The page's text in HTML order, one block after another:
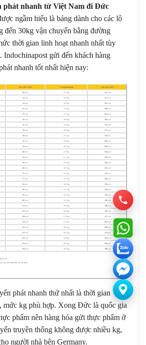
phát nhanh từ Việt Nam đi Đức
ngầm hiểu là bảng dành cho các lô
đến 30kg vận chuyển bằng đường
thời gian linh hoạt nhanh nhất tùy
Indochinapost gửi đến khách hàng
nhanh tốt nhất hiện nay:
Giá cước (USD) Trọng lượng (kg) Giá cước (USD)
20 usd 15.5 kg 147 usd
22 usd 16.0 kg 152 usd
24 usd 16.5 kg 155 usd
25 usd 17.0 kg 158 usd
27 usd 17.5 kg 162 usd
28 usd 18.0 kg 166 usd
31 usd 18.5 kg 170 usd
33 usd 19.0 kg 174 usd
36 usd 19.5 kg 178 usd
37 usd 20.0 kg 182 usd
43 usd 20.5 kg 198 usd
48 usd 21.0 kg 214 usd
54 usd 21.5 kg 230 usd
60 usd 22.0 kg 246 usd
66 usd 22.5 kg 262 usd
72 usd 23.0 kg 278 usd
77 usd 23.5 kg 294 usd
83 usd 24.0 kg 310 usd
89 usd 24.5 kg 326 usd
95 usd 25.0 kg 334 usd
107 usd 25.5 kg 341 usd
111 usd 26.0 kg 346 usd
115 usd 26.5 kg 352 usd
119 usd 27.0 kg 357 usd
122 usd 27.5 kg 363 usd
127 usd 28.0 kg 368 usd
131 usd 28.5 kg 373 usd
135 usd 29.0 kg 378 usd
139 usd 29.5 kg 384 usd
143 usd 30.0 kg 390 usd
lẻ)
phụ phí xăng dầu của thế giới).
phát nhanh thứ nhất là thời gian
mức kg phù hợp. Xong Đức là quốc gia
phẩm nên hàng hóa gửi thực phẩm ở
truyền thống không được nhiều kg,
người nhà bên Germany.